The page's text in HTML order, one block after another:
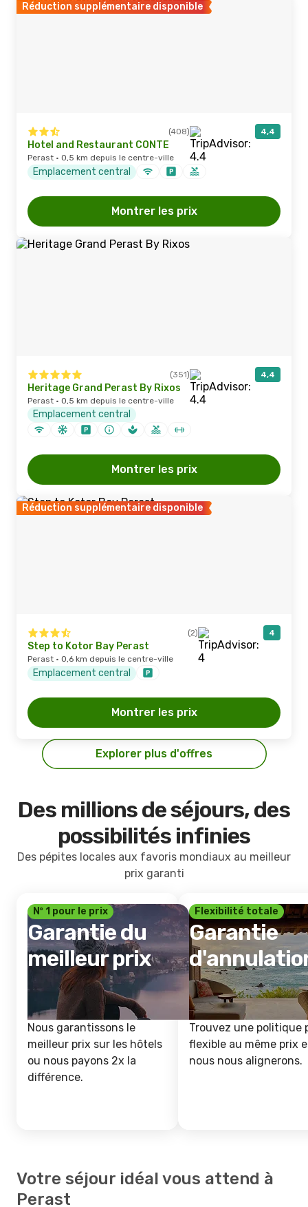
Réduction supplémentaire disponible
(408) 4,4
Hotel and Restaurant CONTE
Perast · 0,5 km depuis le centre-ville
Emplacement central
Montrer les prix
(351) 4,4
Heritage Grand Perast By Rixos
Perast · 0,5 km depuis le centre-ville
Emplacement central
Montrer les prix
Réduction supplémentaire disponible
(2) 4
Step to Kotor Bay Perast
Perast · 0,6 km depuis le centre-ville
Emplacement central
Montrer les prix
Explorer plus d'offres
Des millions de séjours, des
possibilités infinies
Des pépites locales aux favoris mondiaux au meilleur
prix garanti
Nº 1 pour le prix
Garantie du
meilleur prix
Nous garantissons le
meilleur prix sur les hôtels
ou nous payons 2x la
différence.
Flexibilité totale
Garantie
Trouvez une politique
flexible au même prix
nous nous alignerons.
Votre séjour idéal vous attend à
Perast